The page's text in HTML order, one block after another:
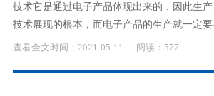
技术它是通过电子产品体现出来的，因此生
技术展现的根本，而电子产品的生产就一定
焊接过程是通过人为手工的形式操作，效
查看全文时间： 2021-05-11 阅读：577